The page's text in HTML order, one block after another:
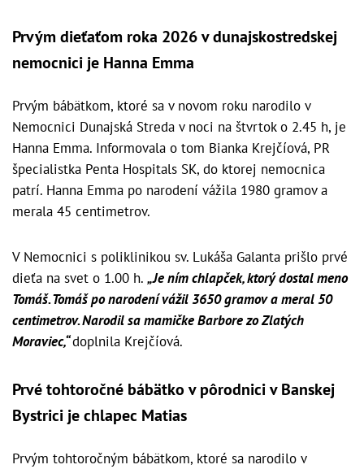
Prvým dieťaťom roka 2026 v dunajskostredskej
nemocnici je Hanna Emma
Prvým bábätkom, ktoré sa v novom roku narodilo v
Nemocnici Dunajská Streda v noci na štvrtok o 2.45 h, je
Hanna Emma. Informovala o tom Bianka Krejčíová, PR
špecialistka Penta Hospitals SK, do ktorej nemocnica
patrí. Hanna Emma po narodení vážila 1980 gramov a
merala 45 centimetrov.
V Nemocnici s poliklinikou sv. Lukáša Galanta prišlo prvé
dieťa na svet o 1.00 h. „Je ním chlapček, ktorý dostal meno
Tomáš. Tomáš po narodení vážil 3650 gramov a meral 50
centimetrov. Narodil sa mamičke Barbore zo Zlatých
Moraviec,“doplnila Krejčíová.
Prvé tohtoročné bábätko v pôrodnici v Banskej
Bystrici je chlapec Matias
Prvým tohtoročným bábätkom, ktoré sa narodilo v